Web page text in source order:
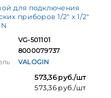
для подключения
приборов 1/2" х 1/2"
VG-501101
8000079737
VALOGIN
573,36 руб./шт
573,36 руб./шт